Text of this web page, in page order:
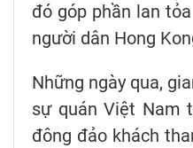
đó góp phần lan
người dân Hong
Những ngày qua,
sự quán Việt Nam
đông đảo khách